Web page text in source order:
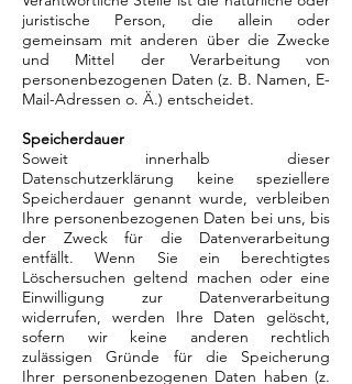
juristische Person, die allein oder
gemeinsam mit anderen über die Zwecke
und Mittel der Verarbeitung von
personenbezogenen Daten (z. B. Namen, E-
Mail-Adressen o. Ä.) entscheidet.
Speicherdauer
Soweit innerhalb dieser
Datenschutzerklärung keine speziellere
Speicherdauer genannt wurde, verbleiben
Ihre personenbezogenen Daten bei uns, bis
der Zweck für die Datenverarbeitung
entfällt. Wenn Sie ein berechtigtes
Löschersuchen geltend machen oder eine
Einwilligung zur Datenverarbeitung
widerrufen, werden Ihre Daten gelöscht,
sofern wir keine anderen rechtlich
zulässigen Gründe für die Speicherung
Ihrer personenbezogenen Daten haben (z.